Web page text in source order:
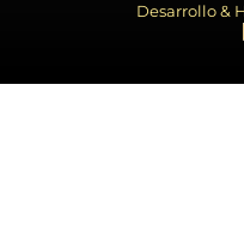
Desarrollo &